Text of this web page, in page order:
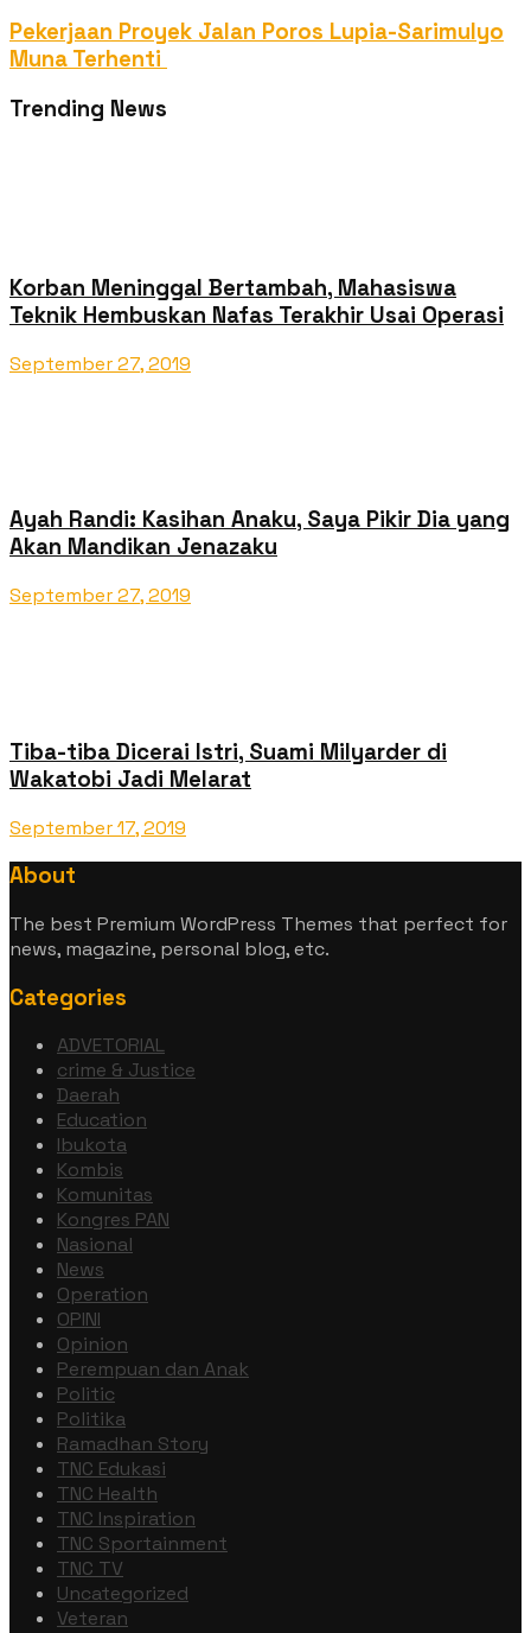
Pekerjaan Proyek Jalan Poros Lupia-Sarimulyo
Muna Terhenti
Trending News
Korban Meninggal Bertambah, Mahasiswa
Teknik Hembuskan Nafas Terakhir Usai Operasi
September 27, 2019
Ayah Randi: Kasihan Anaku, Saya Pikir Dia yang
Akan Mandikan Jenazaku
September 27, 2019
Tiba-tiba Dicerai Istri, Suami Milyarder di
Wakatobi Jadi Melarat
September 17, 2019
About
The best Premium WordPress Themes that perfect for
news, magazine, personal blog, etc.
Categories
ADVETORIAL
crime & Justice
Daerah
Education
Ibukota
Kombis
Komunitas
Kongres PAN
Nasional
News
Operation
OPINI
Opinion
Perempuan dan Anak
Politic
Politika
Ramadhan Story
TNC Edukasi
TNC Health
TNC Inspiration
TNC Sportainment
TNC TV
Uncategorized
Veteran